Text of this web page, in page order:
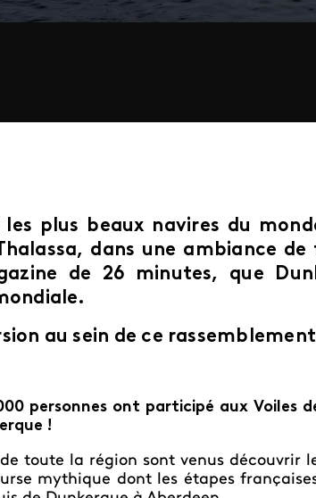
les plus beaux navires du
dans une ambiance
de 26 minutes, que
au sein de ce
personnes ont participé aux Voiles
!
toute la région sont venus découvrir
mythique dont les étapes